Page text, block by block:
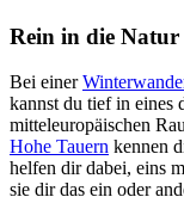
Rein in die Natur
Bei einer
kannst du tief in eines
mitteleuropäischen
Hohe Tauern kennen
helfen dir dabei, eins
sie dir das ein oder